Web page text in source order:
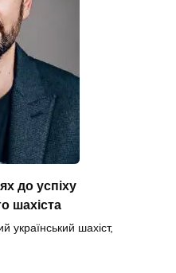
до успіху
шахіста
український шахіст,